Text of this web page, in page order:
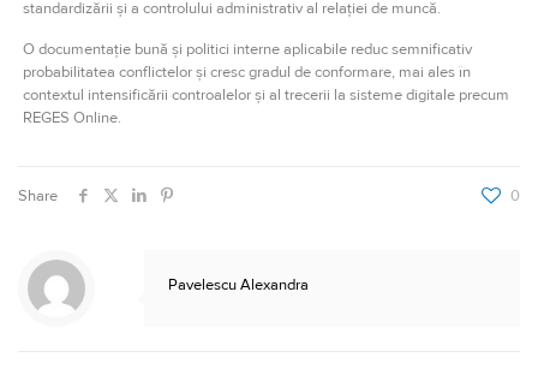
standardizării și a controlului administrativ al relației de muncă.
O documentație bună și politici interne aplicabile reduc semnificativ
probabilitatea conflictelor și cresc gradul de conformare, mai ales în
contextul intensificării controalelor și al trecerii la sisteme digitale precum
REGES Online.
Share 0
Pavelescu Alexandra